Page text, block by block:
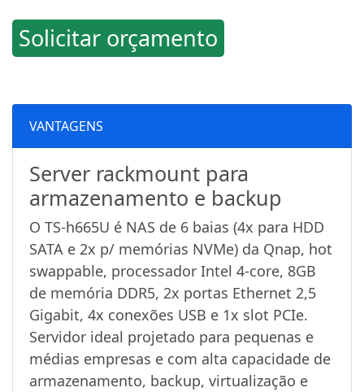
Solicitar orçamento
VANTAGENS
Server rackmount para
armazenamento e backup
O TS-h665U é NAS de 6 baias (4x para HDD
SATA e 2x p/ memórias NVMe) da Qnap, hot
swappable, processador Intel 4-core, 8GB
de memória DDR5, 2x portas Ethernet 2,5
Gigabit, 4x conexões USB e 1x slot PCIe.
Servidor ideal projetado para pequenas e
médias empresas e com alta capacidade de
armazenamento, backup, virtualização e